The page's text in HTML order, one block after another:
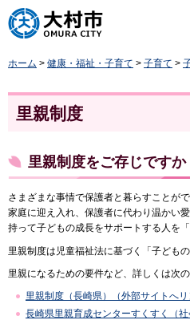
大村市
ホーム > 健康・福祉・子育て > 子育て >
里親制度
里親制度をご存じですか
さまざまな事情で保護者と暮らすことが
家庭に迎え入れ、保護者に代わり温かい
持って子どもの成長をサポートする人を「
里親制度は児童福祉法に基づく「子ども
里親になるための要件など、詳しくは次
里親制度（長崎県）（外部サイトへリ
長崎県里親育成センターすくすく（